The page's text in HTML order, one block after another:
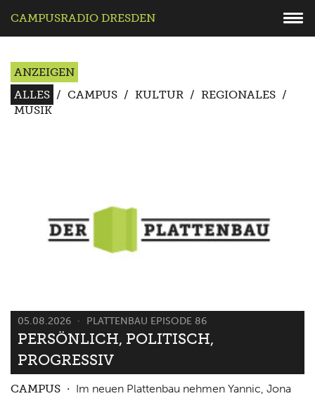
CAMPUSRADIO DRESDEN
ANZEIGEN
ALLES / CAMPUS / KULTUR / REGIONALES /
MUSIK
05.08.2026 PLATTENBAU EPISODE 86
PERSÖNLICH, POLITISCH,
PROGRESSIV
CAMPUS
Im neuen Plattenbau nehmen Yannic, Jona